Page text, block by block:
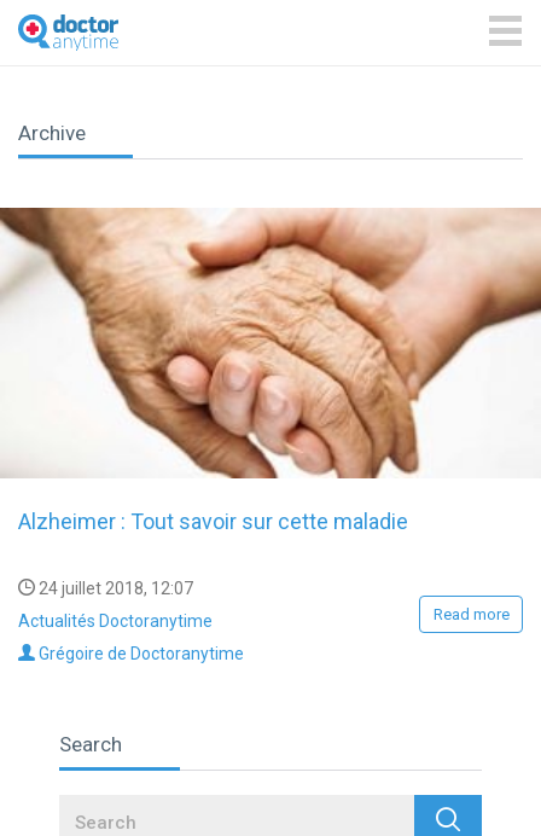
DoctorAnyTime
You
are
hands!
Archive
Alzheimer : Tout savoir sur cette maladie
24 juillet 2018, 12:07
Actualités Doctoranytime
Grégoire de Doctoranytime
Read more
Search
Search